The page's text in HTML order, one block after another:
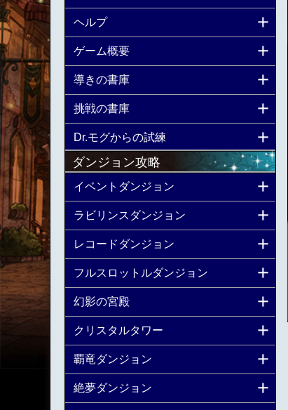
ヘルプ
ゲーム概要
導きの書庫
挑戦の書庫
Dr.モグからの試練
ダンジョン攻略
イベントダンジョン
ラビリンスダンジョン
レコードダンジョン
フルスロットルダンジョン
幻影の宮殿
クリスタルタワー
覇竜ダンジョン
絶夢ダンジョン